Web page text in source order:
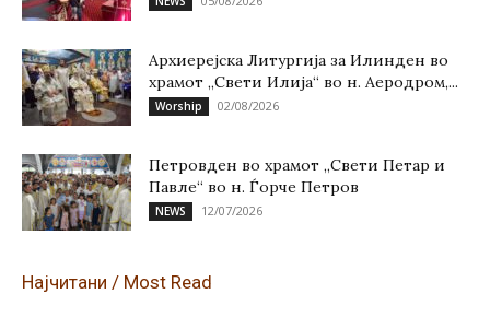
Архиерејска Литургија за Илинден во
храмот „Свети Илија“ во н. Аеродром,...
Worship 02/08/2026
Петровден во храмот „Свети Петар и
Павле“ во н. Ѓорче Петров
NEWS 12/07/2026
Најчитани / Most Read